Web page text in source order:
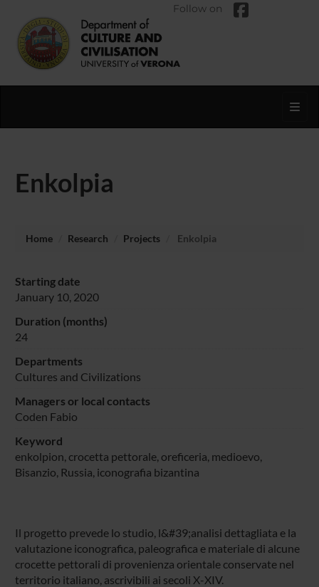
Follow on
Enkolpia
Home Research Projects Enkolpia
Starting date
January 10, 2020
Duration (months)
24
Departments
Cultures and Civilizations
Managers or local contacts
Coden Fabio
Keyword
enkolpion, crocetta pettorale, oreficeria, medioevo,
Bisanzio, Russia, iconografia bizantina
Il progetto prevede lo studio, l&#39;analisi dettagliata e la
valutazione iconografica, paleografica e materiale di alcune
crocette pettorali di provenienza orientale conservate nel
territorio italiano, ascrivibili ai secoli X-XIV.